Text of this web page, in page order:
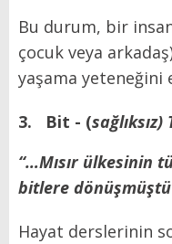
Bu durum, bir
çocuk veya
yaşama yeteneğini
3. Bit - (
“…Mısır ülkesinin
bitlere
Hayat derslerinin